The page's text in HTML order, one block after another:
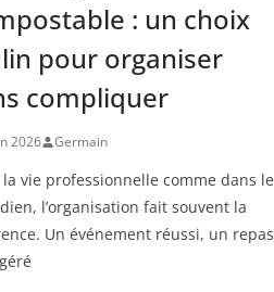
: un choix
pour organiser
compliquer
2026 Germain
la vie professionnelle comme dans le
l’organisation fait souvent la
Un événement réussi, un repas